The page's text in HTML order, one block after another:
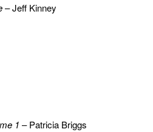
– Jeff Kinney
1 – Patricia Briggs